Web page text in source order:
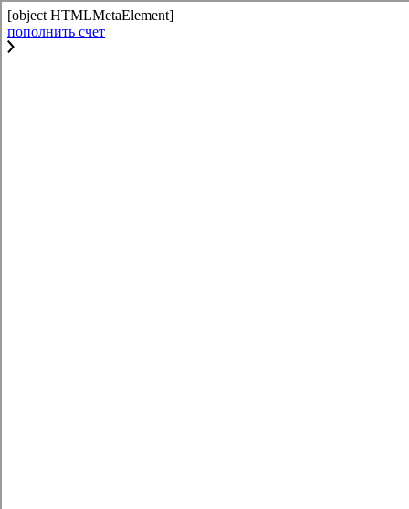
[object HTMLMetaElement]
пополнить счет